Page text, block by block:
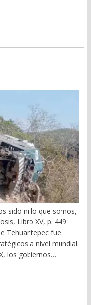
sido ni lo que somos,
Libro XV, p. 449
Tehuantepec fue
a nivel mundial.
los gobiernos
proyectos, todos
Puebla-Panamá y